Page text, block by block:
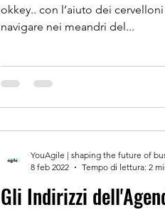
okkey.. con l’aiuto dei
navigare nei meandri del...
Gli Indirizzi
YouAgile | shaping the future of
8 feb 2022
Tempo di lettura: 2